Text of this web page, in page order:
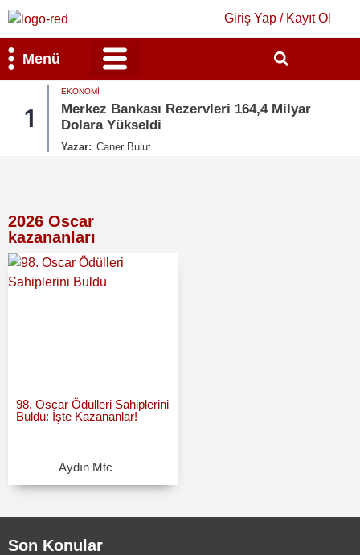
Giriş Yap / Kayıt Ol
Menü
1
EKONOMI
Merkez Bankası Rezervleri 164,4 Milyar
Dolara Yükseldi
Yazar: Caner Bulut
2026 Oscar
kazananları
98. Oscar Ödülleri Sahiplerini
Buldu: İşte Kazananlar!
Aydın Mtc
Son Konular